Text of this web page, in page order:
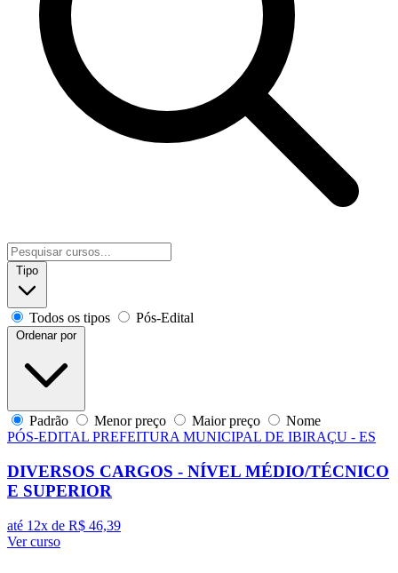
Tipo
Todos os tipos Pós-Edital
Ordenar por
Padrão Menor preço Maior preço
Nome
PÓS-EDITAL PREFEITURA MUNICIPAL DE IBIRAÇU - ES
DIVERSOS CARGOS - NÍVEL MÉDIO/TÉCNICO
E SUPERIOR
até 12x de R$ 46,39
Ver curso